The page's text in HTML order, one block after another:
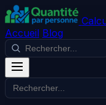
Accueil Blog